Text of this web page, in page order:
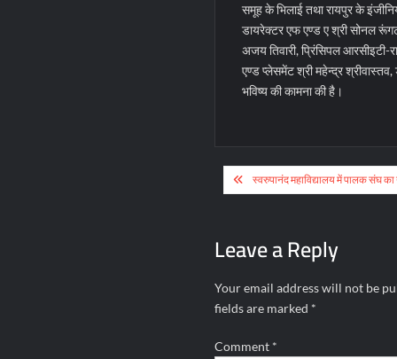
समूह के भिलाई तथा रायपुर के
डायरेक्टर एफ एण्ड ए श्री सोनल
अजय तिवारी, प्रिंसिपल आरसीइटी-
एण्ड प्लेसमेंट श्री महेन्द्र
भविष्य की कामना की है।
Post
navigation
स्वरुपानंद महाविद्यालय में पालक संघ
Leave a Reply
Your email address will not be
fields are marked *
Comment *